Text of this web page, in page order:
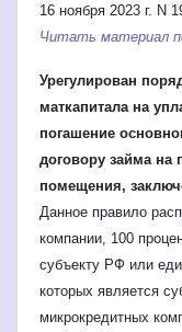
16 ноября 2023 г. N
Читать материал
Урегулирован
маткапитала на
погашение
договору займа на
помещения,
Данное правило
компании, 100
субъекту РФ или
которых является
микрокредитных